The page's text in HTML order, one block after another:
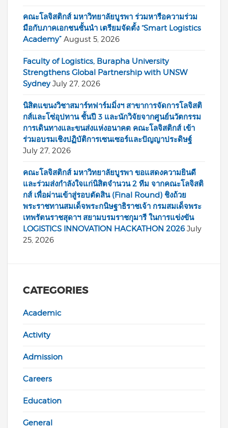
คณะโลจิสติกส์ มหาวิทยาลัยบูรพา ร่วมหารือความร่วม
มือกับภาคเอกชนชั้นนำ เตรียมจัดตั้ง “Smart Logistics
Academy” August 5, 2026
Faculty of Logistics, Burapha University
Strengthens Global Partnership with UNSW
Sydney July 27, 2026
นิสิตแขนงวิชาสมาร์ทฟาร์มมิ่งฯ สาขาการจัดการโลจิสติ
กส์และโซ่อุปทาน ชั้นปี 3 และนักวิจัยจากศูนย์นวัตกรรม
การเดินทางและขนส่งแห่งอนาคต คณะโลจิสติกส์ เข้า
ร่วมอบรมเชิงปฏิบัติการเซนเซอร์และปัญญาประดิษฐ์
July 27, 2026
คณะโลจิสติกส์ มหาวิทยาลัยบูรพา ขอแสดงความยินดี
และร่วมส่งกำลังใจแก่นิสิตจำนวน 2 ทีม จากคณะโลจิสติ
กส์ เพื่อผ่านเข้าสู่รอบตัดสิน (Final Round) ชิงถ้วย
พระราชทานสมเด็จพระกนิษฐาธิราชเจ้า กรมสมเด็จพระ
เทพรัตนราชสุดาฯ สยามบรมราชกุมารี ในการแข่งขัน
LOGISTICS INNOVATION HACKATHON 2026 July
25, 2026
CATEGORIES
Academic
Activity
Admission
Careers
Education
General